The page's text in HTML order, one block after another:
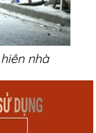
nhà